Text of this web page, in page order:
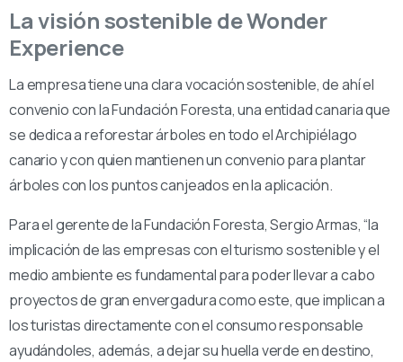
La visión sostenible de Wonder
Experience
La empresa tiene una clara vocación sostenible, de ahí el
convenio con la Fundación Foresta, una entidad canaria que
se dedica a reforestar árboles en todo el Archipiélago
canario y con quien mantienen un convenio para plantar
árboles con los puntos canjeados en la aplicación.
Para el gerente de la Fundación Foresta, Sergio Armas, “la
implicación de las empresas con el turismo sostenible y el
medio ambiente es fundamental para poder llevar a cabo
proyectos de gran envergadura como este, que implican a
los turistas directamente con el consumo responsable
ayudándoles, además, a dejar su huella verde en destino,